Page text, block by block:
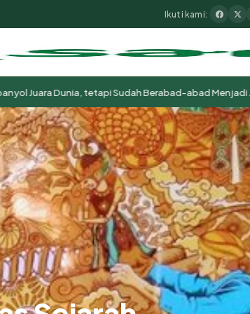
Ikuti kami:
Dunia, tetapi Sudah Berabad-abad Menjadi Juara di